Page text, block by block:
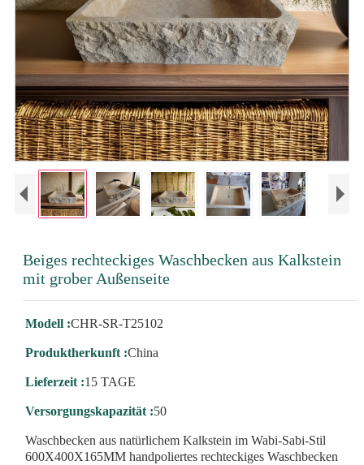
Beiges rechteckiges Waschbecken aus Kalkstein
mit grober Außenseite
Modell :CHR-SR-T25102
Produktherkunft :China
Lieferzeit :15 TAGE
Versorgungskapazität :50
Waschbecken aus natürlichem Kalkstein im Wabi-Sabi-Stil
600X400X165MM handpoliertes rechteckiges Waschbecken